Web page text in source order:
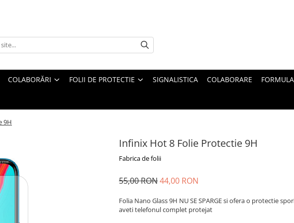
COLABORĂRI FOLII DE PROTECTIE SIGNALISTICA COLABORARE
9H
Infinix Hot 8 Folie Protectie 9H
Fabrica de folii
55,00 RON44,00 RON
Folia Nano Glass 9H NU SE SPARGE si ofera o protectie
aveti telefonul complet protejat